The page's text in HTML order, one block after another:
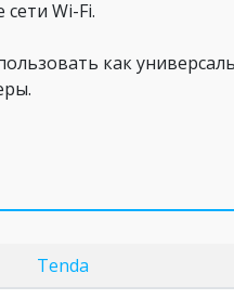
Wi-Fi.
как
Tenda